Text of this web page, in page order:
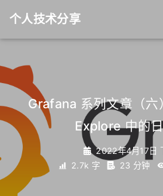
个人技术分享
标签 关于
Grafana 系列文章（
Explore 中的
2022年4月17日
2.7k 字
23 分钟